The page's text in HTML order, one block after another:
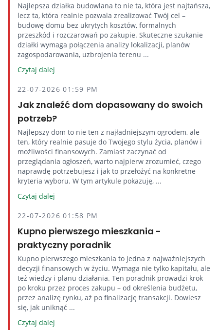
Najlepsza działka budowlana to nie ta, która jest najtańsza,
lecz ta, która realnie pozwala zrealizować Twój cel –
budowę domu bez ukrytych kosztów, formalnych
przeszkód i rozczarowań po zakupie. Skuteczne szukanie
działki wymaga połączenia analizy lokalizacji, planów
zagospodarowania, uzbrojenia terenu ...
Czytaj dalej
22-07-2026 01:59 PM
Jak znaleźć dom dopasowany do swoich
potrzeb?
Najlepszy dom to nie ten z najładniejszym ogrodem, ale
ten, który realnie pasuje do Twojego stylu życia, planów i
możliwości finansowych. Zamiast zaczynać od
przeglądania ogłoszeń, warto najpierw zrozumieć, czego
naprawdę potrzebujesz i jak to przełożyć na konkretne
kryteria wyboru. W tym artykule pokazuję, ...
Czytaj dalej
22-07-2026 01:58 PM
Kupno pierwszego mieszkania -
praktyczny poradnik
Kupno pierwszego mieszkania to jedna z najważniejszych
decyzji finansowych w życiu. Wymaga nie tylko kapitału, ale
też wiedzy i planu działania. Ten poradnik prowadzi krok
po kroku przez proces zakupu – od określenia budżetu,
przez analizę rynku, aż po finalizację transakcji. Dowiesz
się, jak uniknąć ...
Czytaj dalej